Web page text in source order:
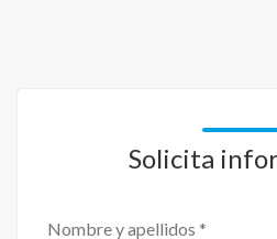
Solicita